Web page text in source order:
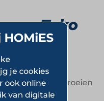
Toko
een
winkel kan uitgroeien
met een sterke
je cookies
ook online
van digitale